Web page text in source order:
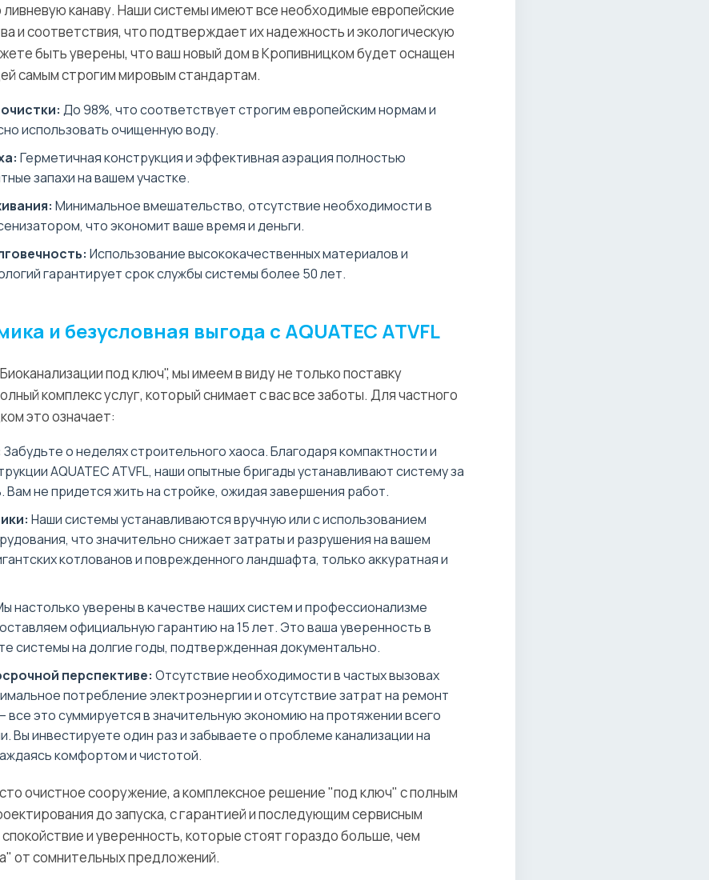
канаву. Наши системы имеют все необходимые европейские
и соответствия, что подтверждает их надежность и экологическую
быть уверены, что ваш новый дом в Кропивницком будет оснащен
самым строгим мировым стандартам.
До 98%, что соответствует строгим европейским нормам и
использовать очищенную воду.
Герметичная конструкция и эффективная аэрация полностью
запахи на вашем участке.
Минимальное вмешательство, отсутствие необходимости в
что экономит ваше время и деньги.
Использование высококачественных материалов и
гарантирует срок службы системы более 50 лет.
и безусловная выгода с AQUATEC ATVFL
под ключ", мы имеем в виду не только поставку
комплекс услуг, который снимает с вас все заботы. Для частного
это означает:
Забудьте о неделях строительного хаоса. Благодаря компактности и
AQUATEC ATVFL, наши опытные бригады устанавливают систему за
Вам не придется жить на стройке, ожидая завершения работ.
Наши системы устанавливаются вручную или с использованием
что значительно снижает затраты и разрушения на вашем
котлованов и поврежденного ландшафта, только аккуратная и
настолько уверены в качестве наших систем и профессионализме
официальную гарантию на 15 лет. Это ваша уверенность в
системы на долгие годы, подтвержденная документально.
перспективе: Отсутствие необходимости в частых вызовах
потребление электроэнергии и отсутствие затрат на ремонт
все это суммируется в значительную экономию на протяжении всего
Вы инвестируете один раз и забываете о проблеме канализации на
комфортом и чистотой.
очистное сооружение, а комплексное решение "под ключ" с полным
до запуска, с гарантией и последующим сервисным
и уверенность, которые стоят гораздо больше, чем
от сомнительных предложений.